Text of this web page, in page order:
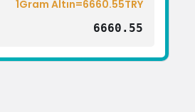
1Gram Altın=6660.55TRY
6660.55